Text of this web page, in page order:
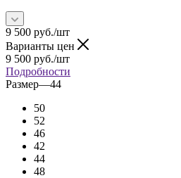
9 500 руб./шт
Варианты цен
9 500 руб./шт
Подробности
Размер—44
50
52
46
42
44
48